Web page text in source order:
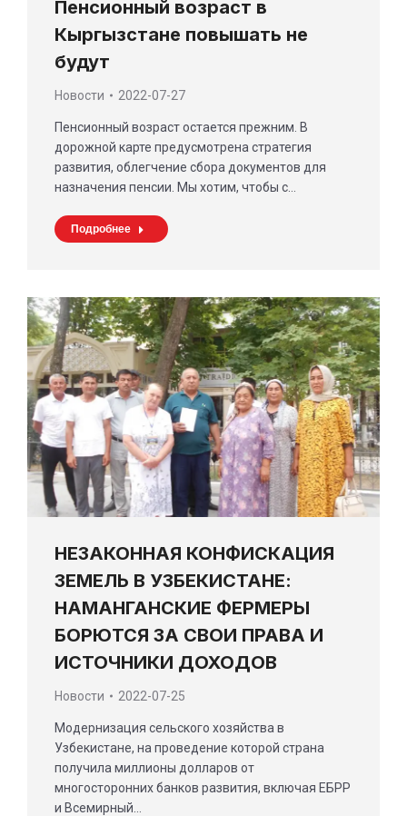
Пенсионный возраст в
Кыргызстане повышать не
будут
Новости 2022-07-27
Пенсионный возраст остается прежним. В
дорожной карте предусмотрена стратегия
развития, облегчение сбора документов для
назначения пенсии. Мы хотим, чтобы с…
Подробнее
НЕЗАКОННАЯ КОНФИСКАЦИЯ
ЗЕМЕЛЬ В УЗБЕКИСТАНЕ:
НАМАНГАНСКИЕ ФЕРМЕРЫ
БОРЮТСЯ ЗА СВОИ ПРАВА И
ИСТОЧНИКИ ДОХОДОВ
Новости 2022-07-25
Модернизация сельского хозяйства в
Узбекистане, на проведение которой страна
получила миллионы долларов от
многосторонних банков развития, включая ЕБРР
и Всемирный…